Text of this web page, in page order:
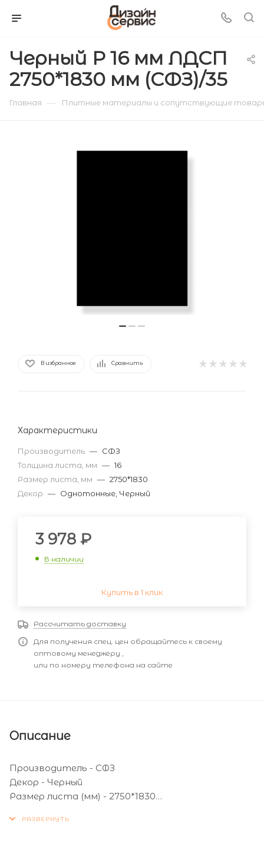
Черный P 16 мм ЛДСП
2750*1830 мм (СФЗ)/35
Главная — Плитные материалы и сопутствующие
В избранное Сравнить
Характеристики
Производитель — СФЗ
Толщина листа, мм — 16
Размер листа, мм — 2750*1830
Декор — Однотонные, Черный
3 978 ₽
В наличии
Купить в 1 клик
Рассчитать доставку
Для получения спец. цен обращайтесь к своему
оптовому менеджеру ,
или по номеру телефона на сайте
Описание
Производитель - СФЗ
Декор - Черный
Размер листа (мм) - 2750*1830